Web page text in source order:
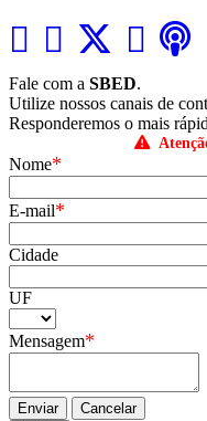
Fale com a SBED.
Utilize nossos canais de
Responderemos o mais
Nome*
E-mail*
Cidade
UF
Mensagem*
Enviar
Cancelar